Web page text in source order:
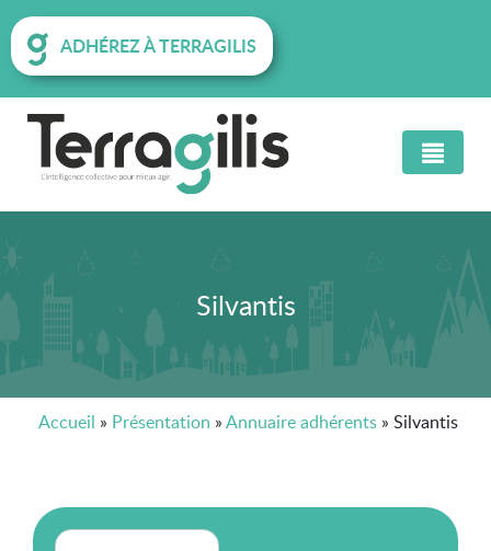
ADHÉREZ À TERRAGILIS
Silvantis
Accueil » Présentation »Annuaire adhérents » Silvantis